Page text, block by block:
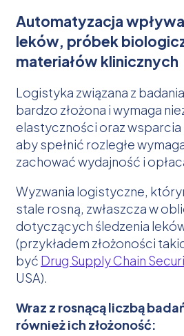
Automatyzacja
leków, próbek
materiałów klinicznych
Logistyka związana z
bardzo złożona i wymaga
elastyczności oraz
aby spełnić rozległe
zachować wydajność i
Wyzwania logistyczne,
stale rosną, zwłaszcza w
dotyczących śledzenia
(przykładem złożoności
być Drug Supply Chain
USA).
Wraz z rosnącą liczbą
również ich złożoność: